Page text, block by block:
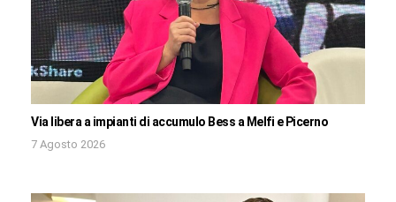
Via libera a impianti di accumulo Bess a Melfi e Picerno
7 Agosto 2026